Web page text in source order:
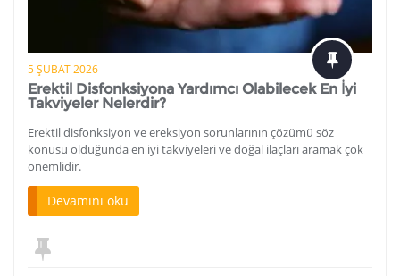
5 ŞUBAT 2026
Erektil Disfonksiyona Yardımcı Olabilecek En İyi
Takviyeler Nelerdir?
Erektil disfonksiyon ve ereksiyon sorunlarının çözümü söz
konusu olduğunda en iyi takviyeleri ve doğal ilaçları aramak çok
önemlidir.
Devamını oku